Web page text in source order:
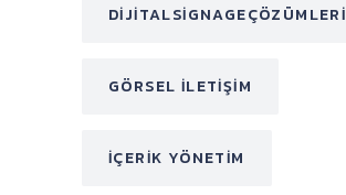
DIJITALSIGNAGEÇÖZÜMLERI
GÖRSEL ILETIŞIM
IÇERIK YÖNETIM